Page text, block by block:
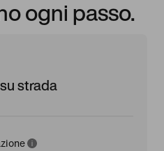
ogni passo.
strada